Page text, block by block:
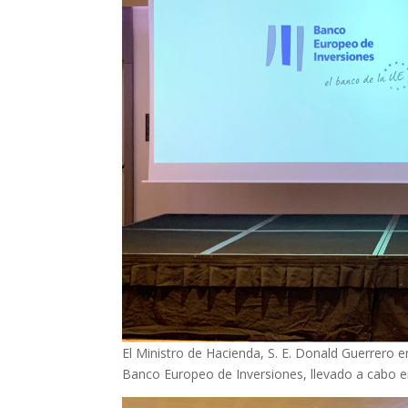
El Ministro de Hacienda, S. E. Donald Guerrero
Banco Europeo de Inversiones, llevado a cabo